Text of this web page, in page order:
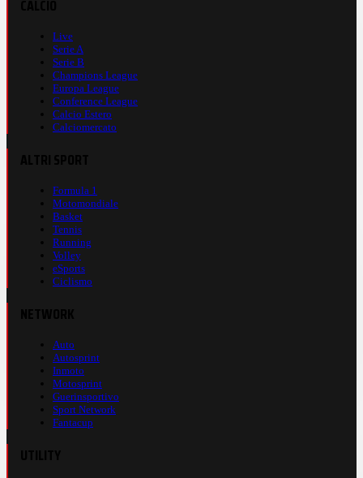
Live
Serie A
Serie B
Champions League
Europa League
Conference League
Calcio Estero
Calciomercato
Formula 1
Motomondiale
Basket
Tennis
Running
Volley
eSports
Ciclismo
Auto
Autosprint
Inmoto
Motosprint
Guerinsportivo
Sport Network
Fantacup